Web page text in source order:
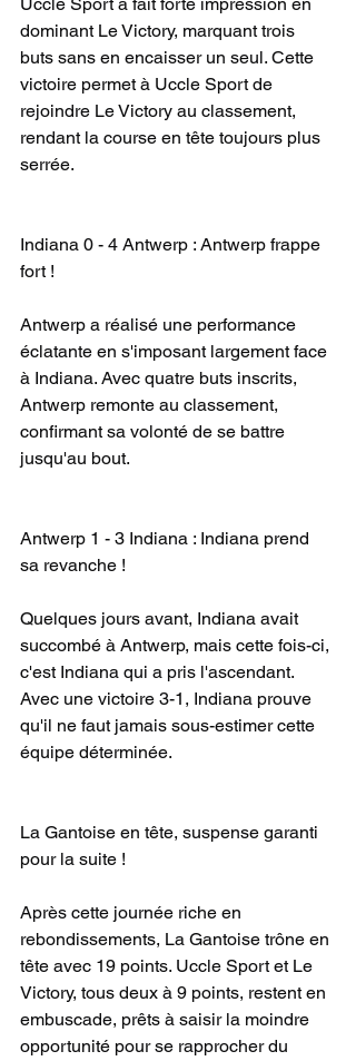
dominant Le Victory, marquant trois
buts sans en encaisser un seul. Cette
victoire permet à Uccle Sport de
rejoindre Le Victory au classement,
rendant la course en tête toujours plus
serrée.
Indiana 0 - 4 Antwerp : Antwerp frappe
fort !
Antwerp a réalisé une performance
éclatante en s'imposant largement face
à Indiana. Avec quatre buts inscrits,
Antwerp remonte au classement,
confirmant sa volonté de se battre
jusqu'au bout.
Antwerp 1 - 3 Indiana : Indiana prend
sa revanche !
Quelques jours avant, Indiana avait
succombé à Antwerp, mais cette fois-ci,
c'est Indiana qui a pris l'ascendant.
Avec une victoire 3-1, Indiana prouve
qu'il ne faut jamais sous-estimer cette
équipe déterminée.
La Gantoise en tête, suspense garanti
pour la suite !
Après cette journée riche en
rebondissements, La Gantoise trône en
tête avec 19 points. Uccle Sport et Le
Victory, tous deux à 9 points, restent en
embuscade, prêts à saisir la moindre
opportunité pour se rapprocher du